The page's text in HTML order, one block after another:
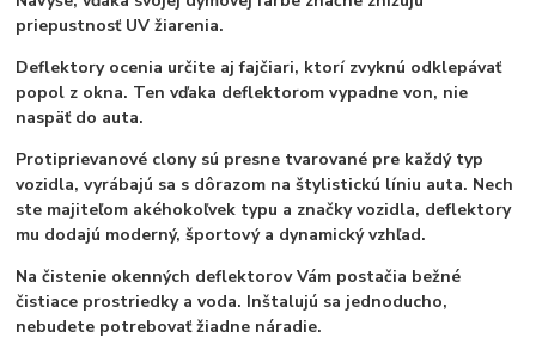
priepustnosť UV žiarenia.
Deflektory ocenia určite aj fajčiari, ktorí zvyknú odklepávať
popol z okna. Ten vďaka deflektorom vypadne von, nie
naspäť do auta.
Protiprievanové clony sú presne tvarované pre každý typ
vozidla, vyrábajú sa s dôrazom na štylistickú líniu auta. Nech
ste majiteľom akéhokoľvek typu a značky vozidla, deflektory
mu dodajú moderný, športový a dynamický vzhľad.
Na čistenie okenných deflektorov Vám postačia bežné
čistiace prostriedky a voda. Inštalujú sa jednoducho,
nebudete potrebovať žiadne náradie.